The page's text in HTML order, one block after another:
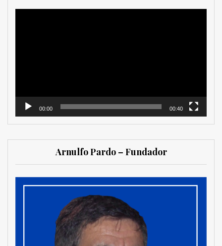
00:00 00:40
Arnulfo Pardo – Fundador